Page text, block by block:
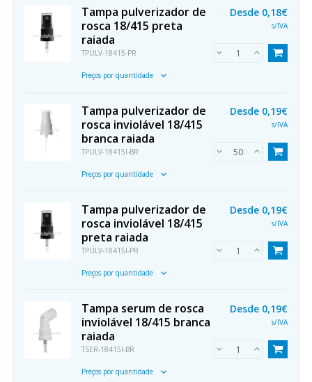
Tampa pulverizador de
rosca 18/415 preta
raiada
TPULV-18415-PR
Preços por quantidade
Desde 0,18€
s/IVA
Tampa pulverizador de
rosca inviolável 18/415
branca raiada
TPULV-18415I-BR
Preços por quantidade
Desde 0,19€
s/IVA
Tampa pulverizador de
rosca inviolável 18/415
preta raiada
TPULV-18415I-PR
Preços por quantidade
Desde 0,19€
s/IVA
Tampa serum de rosca
inviolável 18/415 branca
raiada
TSER-18415I-BR
Preços por quantidade
Desde 0,19€
s/IVA